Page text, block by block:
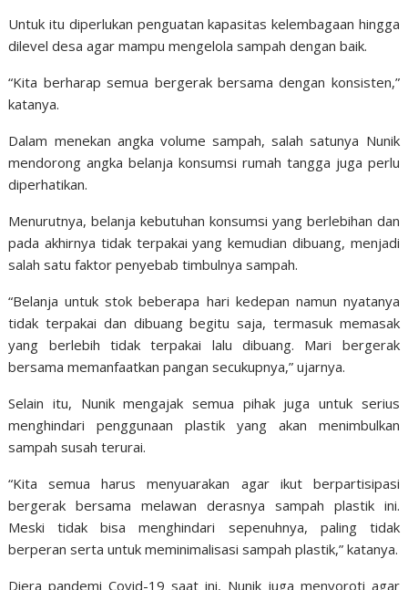
Untuk itu diperlukan penguatan kapasitas kelembagaan hingga
dilevel desa agar mampu mengelola sampah dengan baik.
“Kita berharap semua bergerak bersama dengan konsisten,”
katanya.
Dalam menekan angka volume sampah, salah satunya Nunik
mendorong angka belanja konsumsi rumah tangga juga perlu
diperhatikan.
Menurutnya, belanja kebutuhan konsumsi yang berlebihan dan
pada akhirnya tidak terpakai yang kemudian dibuang, menjadi
salah satu faktor penyebab timbulnya sampah.
“Belanja untuk stok beberapa hari kedepan namun nyatanya
tidak terpakai dan dibuang begitu saja, termasuk memasak
yang berlebih tidak terpakai lalu dibuang. Mari bergerak
bersama memanfaatkan pangan secukupnya,” ujarnya.
Selain itu, Nunik mengajak semua pihak juga untuk serius
menghindari penggunaan plastik yang akan menimbulkan
sampah susah terurai.
“Kita semua harus menyuarakan agar ikut berpartisipasi
bergerak bersama melawan derasnya sampah plastik ini.
Meski tidak bisa menghindari sepenuhnya, paling tidak
berperan serta untuk meminimalisasi sampah plastik,” katanya.
Diera pandemi Covid-19 saat ini, Nunik juga menyoroti agar